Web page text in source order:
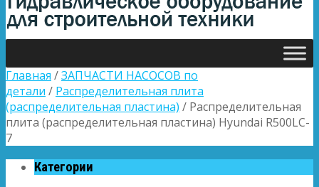
Главная /ЗАПЧАСТИ НАСОСОВ по
детали / Распределительная плита
(распределительная пластина) / Распределительная
плита (распределительная пластина) Hyundai R500LC-
7
Категории